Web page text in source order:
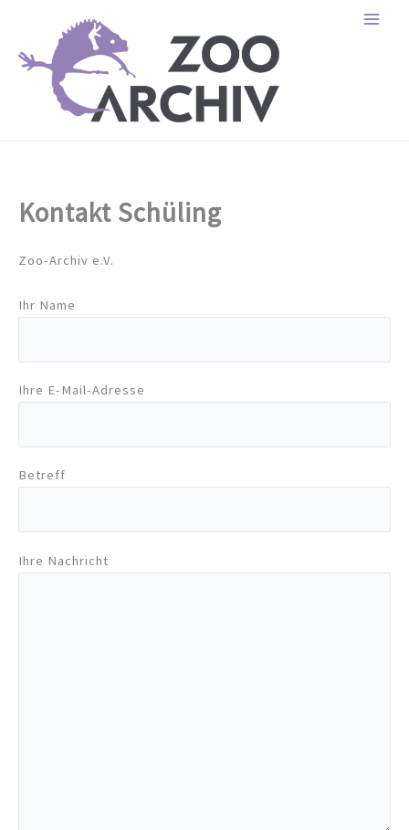
springen
Kontakt Schüling
Zoo-Archiv e.V.
Ihr Name
Ihre E-Mail-Adresse
Betreff
Ihre Nachricht